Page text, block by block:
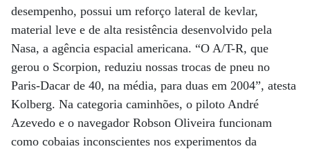
desempenho, possui um reforço lateral de kevlar,
material leve e de alta resistência desenvolvido pela
Nasa, a agência espacial americana. “O A/T-R, que
gerou o Scorpion, reduziu nossas trocas de pneu no
Paris-Dacar de 40, na média, para duas em 2004”, atesta
Kolberg. Na categoria caminhões, o piloto André
Azevedo e o navegador Robson Oliveira funcionam
como cobaias inconscientes nos experimentos da